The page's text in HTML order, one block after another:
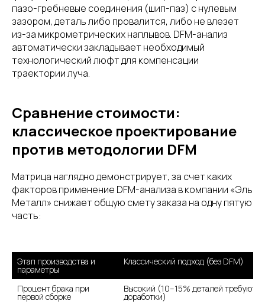
пазо-гребневые соединения (шип-паз) с нулевым
зазором, деталь либо провалится, либо не влезет
из-за микрометрических наплывов. DFM-анализ
автоматически закладывает необходимый
технологический люфт для компенсации
траектории луча.
Сравнение стоимости:
классическое проектирование
против методологии DFM
Матрица наглядно демонстрирует, за счет каких
факторов применение DFM-анализа в компании «Эль
Металл» снижает общую смету заказа на одну пятую
часть:
Этап производства и
параметры
Классический подход (без DFM)
Процент брака при
первой сборке
Высокий (10–15% деталей требуют
доработки)